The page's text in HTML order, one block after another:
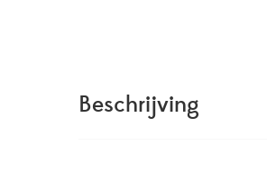
Beschrijving